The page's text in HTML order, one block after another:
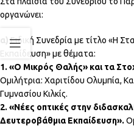
οργανώνει:
α)Ειδική Συνεδρία με τίτλο «Η
Εκπαίδευση» με θέματα:
1. «Ο Μικρός Θαλής» και τα
Ομιλήτρια: Χαριτίδου Ολυμπία,
Γυμνασίου Κιλκίς.
2. «Νέες οπτικές στην
Δευτεροβάθμια Εκπαίδευση».